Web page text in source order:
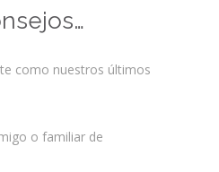
como nuestros últimos
o familiar de